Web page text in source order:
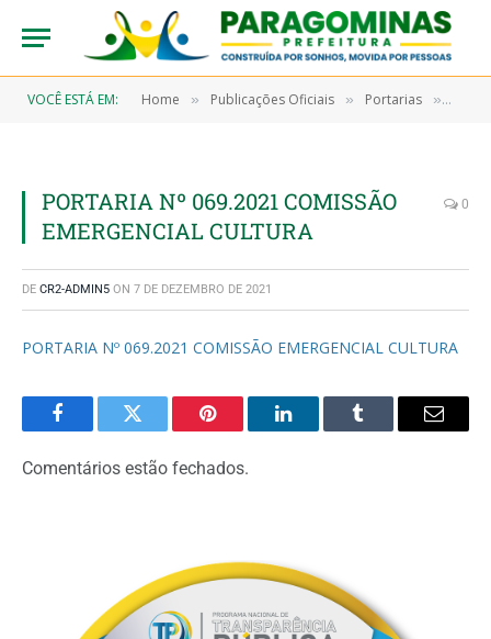
VOCÊ ESTÁ EM: Home » Publicações Oficiais » Portarias »
PORTARIA Nº 069.2021 COMISSÃO
EMERGENCIAL CULTURA
0
DE CR2-ADMIN5 ON 7 DE DEZEMBRO DE 2021
PORTARIA Nº 069.2021 COMISSÃO EMERGENCIAL CULTURA
FacebookTwitter Pinterest LinkedInTumblr Email
Comentários estão fechados.